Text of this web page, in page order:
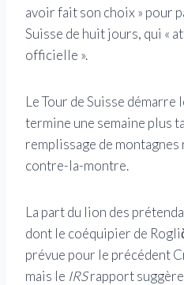
avoir fait son choix » pour
Suisse de huit jours, qui «
officielle ».
Le Tour de Suisse démarre
termine une semaine plus
remplissage de
contre-la-montre.
La part du lion des
dont le coéquipier de
prévue pour le précédent
mais le IRSrapport